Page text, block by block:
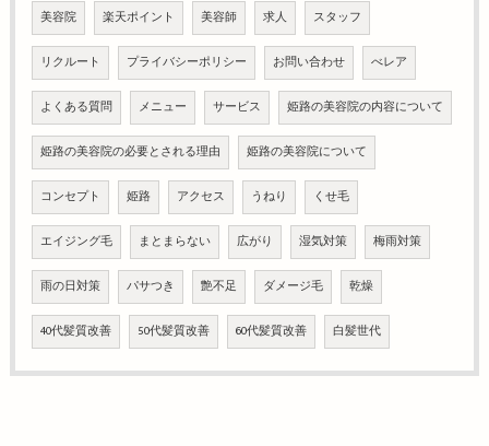
美容院 楽天ポイント 美容師 求人 スタッフ
リクルート プライバシーポリシー お問い合わせ べレア
よくある質問 メニュー サービス 姫路の美容院の内容について
姫路の美容院の必要とされる理由 姫路の美容院について
コンセプト 姫路 アクセス うねり くせ毛
エイジング毛 まとまらない 広がり 湿気対策 梅雨対策
雨の日対策 パサつき 艶不足 ダメージ毛 乾燥
40代髪質改善 50代髪質改善 60代髪質改善 白髪世代